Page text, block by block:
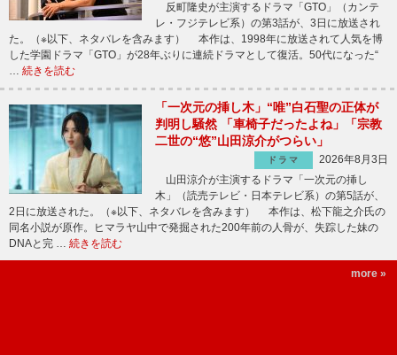
反町隆史が主演するドラマ「GTO」（カンテ
レ・フジテレビ系）の第3話が、3日に放送され
た。（※以下、ネタバレを含みます） 本作は、1998年に放送されて人気を博
した学園ドラマ「GTO」が28年ぶりに連続ドラマとして復活。50代になった“
… 続きを読む
「一次元の挿し木」“唯”白石聖の正体が
判明し騒然 「車椅子だったよね」「宗教
二世の“悠”山田涼介がつらい」
ドラマ
2026年8月3日
山田涼介が主演するドラマ「一次元の挿し
木」（読売テレビ・日本テレビ系）の第5話が、
2日に放送された。（※以下、ネタバレを含みます） 本作は、松下龍之介氏の
同名小説が原作。ヒマラヤ山中で発掘された200年前の人骨が、失踪した妹の
DNAと完 … 続きを読む
more »